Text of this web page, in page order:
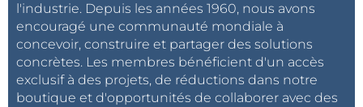
l'industrie. Depuis les années 1960, nous avons
encouragé une communauté mondiale à
concevoir, construire et partager des solutions
concrètes. Les membres bénéficient d'un accès
exclusif à des projets, de réductions dans notre
boutique et d'opportunités de collaborer avec des